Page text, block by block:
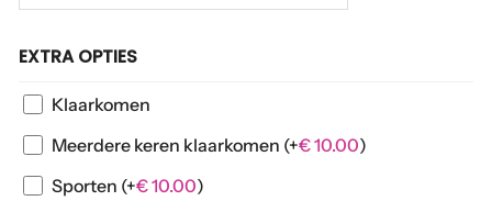
EXTRA OPTIES
Klaarkomen
Meerdere keren klaarkomen (+€10.00)
Sporten (+€10.00)